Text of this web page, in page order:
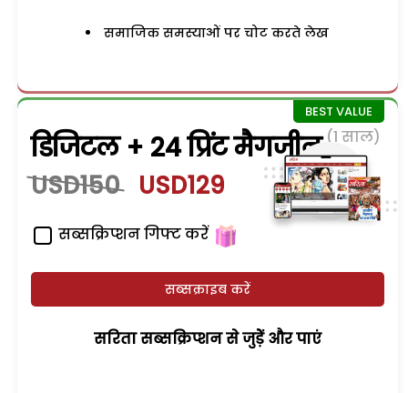
समाजिक समस्याओं पर चोट करते लेख
डिजिटल + 24 प्रिंट मैगजीन (1 साल)
USD150 USD129
सब्सक्रिप्शन गिफ्ट करें
सब्सक्राइब करें
सरिता सब्सक्रिप्शन से जुड़ेें और पाएं